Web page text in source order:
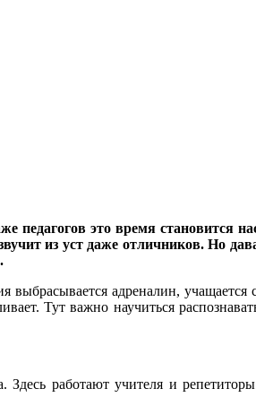
педагогов это время становится
из уст даже отличников. Но
адреналин, учащается
Тут важно научиться
Здесь работают учителя и